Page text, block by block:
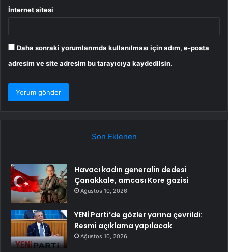
İnternet sitesi
Daha sonraki yorumlarımda kullanılması için adım, e-posta
adresim ve site adresim bu tarayıcıya kaydedilsin.
Son Eklenen
Havacı kadın generalin dedesi
Çanakkale, amcası Kore gazisi
Ağustos 10, 2026
YENİ Parti’de gözler yarına çevrildi:
Resmi açıklama yapılacak
Ağustos 10, 2026